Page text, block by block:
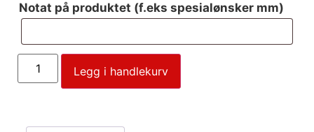
Notat på produktet (f.eks spesialønsker mm)
Legg i handlekurv